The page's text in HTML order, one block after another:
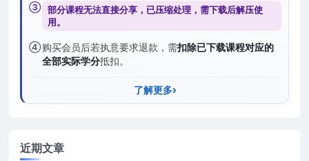
③ 部分课程无法直接分享，已压缩处理，需下载后解压使
用。
④购买会员后若执意要求退款，需扣除已下载课程对应的
全部实际学分抵扣。
了解更多
近期文章